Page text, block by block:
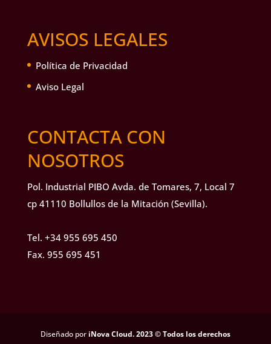
AVISOS LEGALES
Política de Privacidad
Aviso Legal
CONTACTA CON
NOSOTROS
Pol. Industrial PIBO Avda. de Tomares, 7, Local 7
cp 41110 Bollullos de la Mitación (Sevilla).
Tel. +34 955 695 450
Fax. 955 695 451
Diseñado por iNova Cloud. 2023 © Todos los derechos